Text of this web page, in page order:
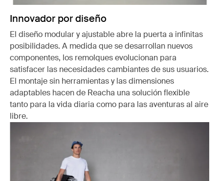
Innovador por diseño
El diseño modular y ajustable abre la puerta a infinitas
posibilidades. A medida que se desarrollan nuevos
componentes, los remolques evolucionan para
satisfacer las necesidades cambiantes de sus usuarios.
El montaje sin herramientas y las dimensiones
adaptables hacen de Reacha una solución flexible
tanto para la vida diaria como para las aventuras al aire
libre.